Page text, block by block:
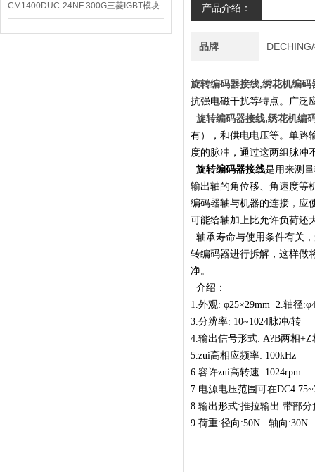
CM1400DUC-24NF 300G三菱IGBT模块 产品介绍：
品牌
旋转编码器接线,绣花机编码
抗强电磁干扰等特点。广泛
旋转编码器接线,绣花机编
有），和供电电压等。单路
度的脉冲，通过这两组脉冲
旋转编码器接线是用来测
输出轴的角位移、角速度等
编码器轴与机器的连接，应
可能给轴加上比允许负荷还
轴承寿命与使用条件有关
转编码器进行拆解，这样做
净。
介绍：
1.外观: φ25×29mm 2.轴径
3.分辨率: 10~1024脉冲/转
4.输出信号形式: A?B两相
5.zui高相应频率: 100kHz
6.容许zui高转速: 1024rpm
7.电源电压范围可在
8.输出形式:推拉输出 带部
9.荷重:径向:50N 轴向:30N